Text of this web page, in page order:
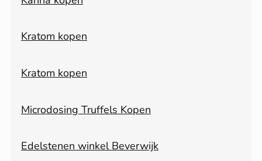
Kratom kopen
Kratom kopen
Microdosing Truffels Kopen
Edelstenen winkel Beverwijk